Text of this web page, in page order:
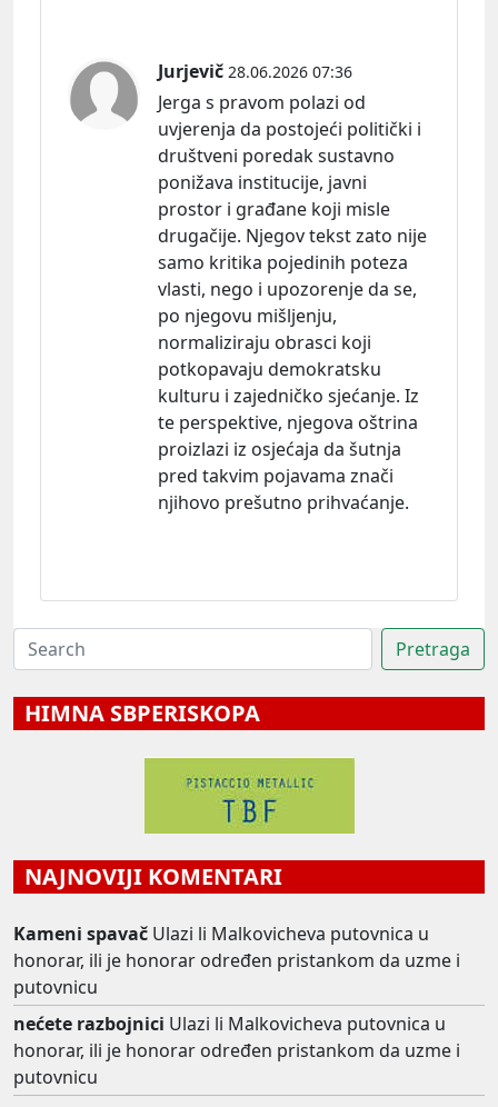
Jurjevič 28.06.2026 07:36
Jerga s pravom polazi od
uvjerenja da postojeći politički i
društveni poredak sustavno
ponižava institucije, javni
prostor i građane koji misle
drugačije. Njegov tekst zato nije
samo kritika pojedinih poteza
vlasti, nego i upozorenje da se,
po njegovu mišljenju,
normaliziraju obrasci koji
potkopavaju demokratsku
kulturu i zajedničko sjećanje. Iz
te perspektive, njegova oštrina
proizlazi iz osjećaja da šutnja
pred takvim pojavama znači
njihovo prešutno prihvaćanje.
HIMNA SBPERISKOPA
NAJNOVIJI KOMENTARI
Kameni spavač Ulazi li Malkovicheva putovnica u
honorar, ili je honorar određen pristankom da uzme i
putovnicu
nećete razbojnici Ulazi li Malkovicheva putovnica u
honorar, ili je honorar određen pristankom da uzme i
putovnicu